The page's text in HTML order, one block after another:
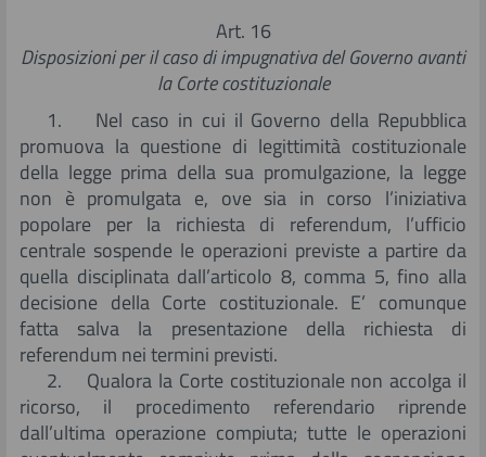
Art. 16
Disposizioni per il caso di impugnativa del Governo avanti
la Corte costituzionale
1. Nel caso in cui il Governo della Repubblica
promuova la questione di legittimità costituzionale
della legge prima della sua promulgazione, la legge
non è promulgata e, ove sia in corso l’iniziativa
popolare per la richiesta di referendum, l’ufficio
centrale sospende le operazioni previste a partire da
quella disciplinata dall’articolo 8, comma 5, fino alla
decisione della Corte costituzionale. E’ comunque
fatta salva la presentazione della richiesta di
referendum nei termini previsti.
2. Qualora la Corte costituzionale non accolga il
ricorso, il procedimento referendario riprende
dall’ultima operazione compiuta; tutte le operazioni